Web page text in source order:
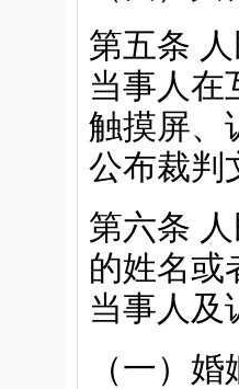
第五条
当事人在
触摸屏、
公布裁判
第六条
的姓名或
当事人及
（一）